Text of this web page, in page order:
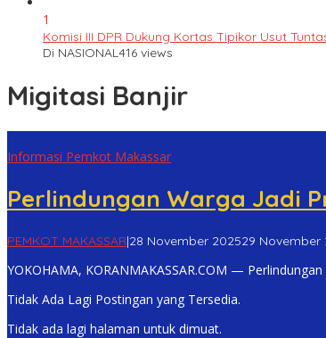
1
Komisi III DPR Dukung Kortas Tipikor Usut
Di NASIONAL416 views
Migitasi Banjir
Informasi Pemkot Makassar
Perlindungan Warga Jadi
PEMKOT MAKASSAR|28 November 202529 November
YOKOHAMA, KORANMAKASSAR.COM —
Tidak Ada Lagi Postingan yang Tersedia.
Tidak ada lagi halaman untuk dimuat.